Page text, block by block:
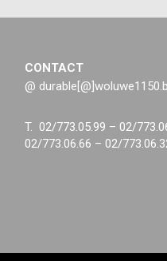
CONTACT
@
T. 02/773.05.99 – 02/
02/773.06.66 – 02/